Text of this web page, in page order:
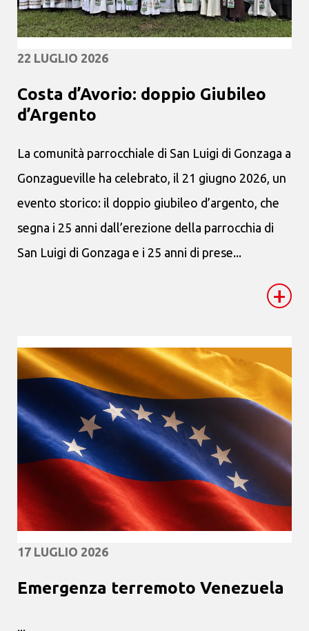
22 LUGLIO 2026
Costa d’Avorio: doppio Giubileo
d’Argento
La comunità parrocchiale di San Luigi di Gonzaga a
Gonzagueville ha celebrato, il 21 giugno 2026, un
evento storico: il doppio giubileo d’argento, che
segna i 25 anni dall’erezione della parrocchia di
San Luigi di Gonzaga e i 25 anni di prese...
+
17 LUGLIO 2026
Emergenza terremoto Venezuela
...